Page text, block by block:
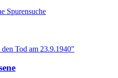
Spurensuche
Tod am 23.9.1940"